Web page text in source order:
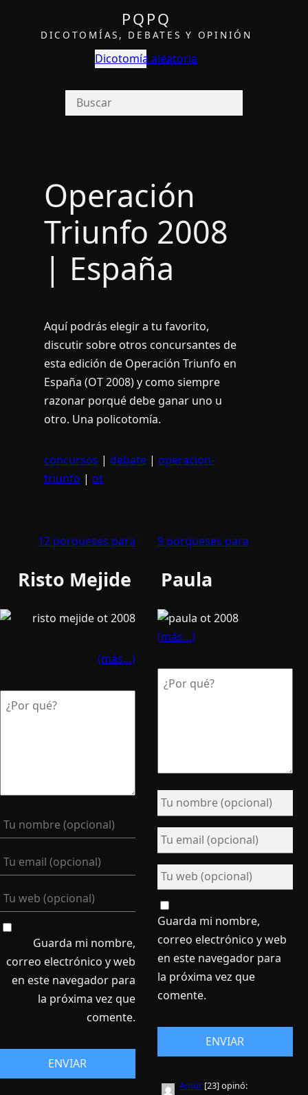
PQPQ
DICOTOMÍAS, DEBATES Y OPINIÓN
Dicotomía aleatoria
Operación
Triunfo 2008
| España
Aquí­ podrás elegir a tu favorito,
discutir sobre otros concursantes de
esta edición de Operación Triunfo en
España (OT 2008) y como siempre
razonar porqué debe ganar uno u
otro. Una policotomí­a.
concursos | debate | operacion-
triunfo | ot
12 porqueses para
Risto Mejide
(más…)
Guarda mi nombre,
correo electrónico y web
en este navegador para
la próxima vez que
comente.
9 porqueses para
Paula
(más…)
Guarda mi nombre,
correo electrónico y web
en este navegador para
la próxima vez que
comente.
Amor[23]opinó: